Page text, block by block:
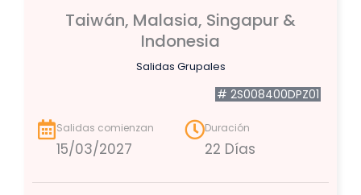
Taiwán, Malasia, Singapur &
Indonesia
Salidas Grupales
# 2S008400DPZ01
Salidas comienzan
15/03/2027
Duración
22 Días